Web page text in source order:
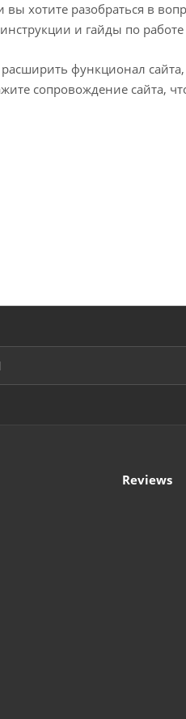
вы хотите разобраться в
и гайды по
функционал
сопровождение сайта,
Reviews